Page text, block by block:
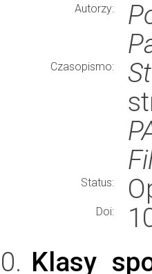
Autorzy:
Czasopismo:
Status:
Doi:
Klasy